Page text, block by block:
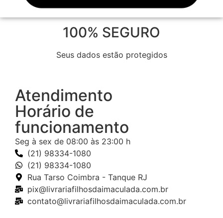
100% SEGURO
Seus dados estão protegidos
Atendimento
Horário de
funcionamento
Seg à sex de 08:00 às 23:00 h
(21) 98334-1080
(21) 98334-1080
Rua Tarso Coimbra - Tanque RJ
pix@livrariafilhosdaimaculada.com.br
contato@livrariafilhosdaimaculada.com.br